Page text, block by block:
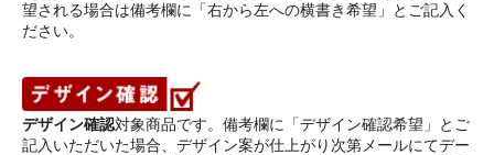
望される場合は備考欄に「右から左への横書き希望」とご記入く
ださい。
デザイン確認対象商品です。備考欄に「デザイン確認希望」とご
記入いただいた場合、デザイン案が仕上がり次第メールにてデー